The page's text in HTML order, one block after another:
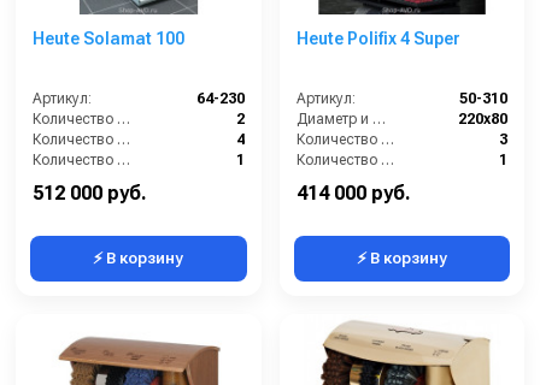
Heute Solamat 100
Артикул:
64-230
Количество боковых щёток (шт):
2
Количество нижних щёточных валиков (шт):
4
Количество щёток чистки верха обуви (шт):
1
512 000 руб.
⚡ В корзину
Heute Polifix 4 Super
Артикул:
50-310
Диаметр и ширина щёток (мм):
220х80
Количество щёток полировки (шт):
3
Количество щёток предварительной очистки (шт):
1
414 000 руб.
⚡ В корзину